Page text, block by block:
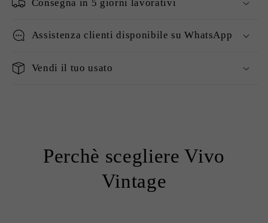
Consegna in 5 giorni lavorativi
Assistenza clienti disponibile su WhatsApp
Vendi il tuo usato
Perchè scegliere Vivo
Vintage